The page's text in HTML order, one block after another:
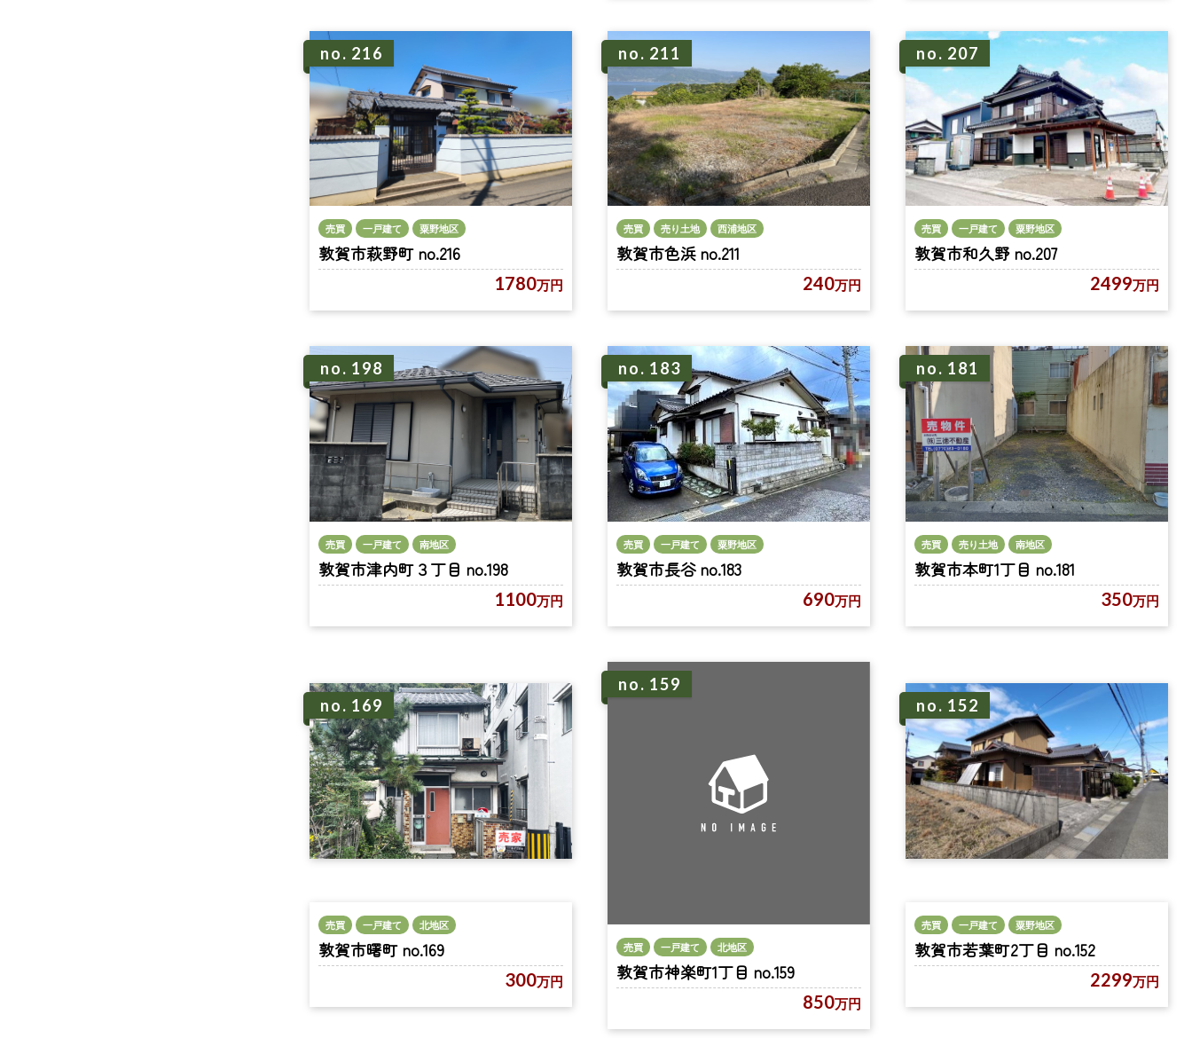
no. 216
売買 一戸建て 粟野地区
敦賀市萩野町 no.216
1780万円
no. 211
売買 売り土地 西浦地区
敦賀市色浜 no.211
240万円
no. 207
売買 一戸建て 粟野地区
敦賀市和久野 no.207
2499万円
no. 198
売買 一戸建て 南地区
敦賀市津内町３丁目 no.198
1100万円
no. 183
売買 一戸建て 粟野地区
敦賀市長谷 no.183
690万円
no. 181
売買 売り土地 南地区
敦賀市本町1丁目 no.181
350万円
no. 169
売買 一戸建て 北地区
敦賀市曙町 no.169
300万円
no. 159
売買 一戸建て 北地区
敦賀市神楽町1丁目 no.159
850万円
no. 152
売買 一戸建て 粟野地区
敦賀市若葉町2丁目 no.152
2299万円